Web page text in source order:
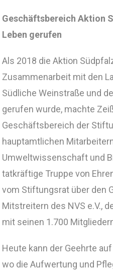
Geschäftsbereich Aktion
Leben gerufen
Als 2018 die Aktion
Zusammenarbeit mit den
Südliche Weinstraße und
gerufen wurde, machte
Geschäftsbereich der
hauptamtlichen
Umweltwissenschaft und
tatkräftige Truppe von
vom Stiftungsrat über den
Mitstreitern des NVS e.V.,
mit seinen 1.700
Heute kann der Geehrte
wo die Aufwertung und